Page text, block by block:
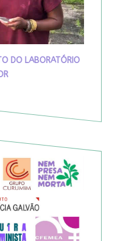
DO LABORATÓRIO